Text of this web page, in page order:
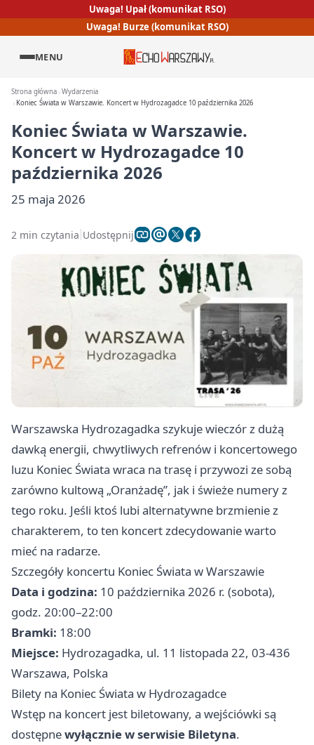
Uwaga! Upał (komunikat RSO)
Uwaga! Burze (komunikat RSO)
MENU
Strona główna Wydarzenia
Koniec Świata w Warszawie. Koncert w Hydrozagadce 10 października 2026
Koniec Świata w Warszawie.
Koncert w Hydrozagadce 10
października 2026
25 maja 2026
2 min czytania Udostępnij
Warszawska Hydrozagadka szykuje wieczór z dużą
dawką energii, chwytliwych refrenów i koncertowego
luzu Koniec Świata wraca na trasę i przywozi ze sobą
zarówno kultową „Oranżadę”, jak i świeże numery z
tego roku. Jeśli ktoś lubi alternatywne brzmienie z
charakterem, to ten koncert zdecydowanie warto
mieć na radarze.
Szczegóły koncertu Koniec Świata w Warszawie
Data i godzina: 10 października 2026 r. (sobota),
godz. 20:00–22:00
Bramki: 18:00
Miejsce: Hydrozagadka, ul. 11 listopada 22, 03-436
Warszawa, Polska
Bilety na Koniec Świata w Hydrozagadce
Wstęp na koncert jest biletowany, a wejściówki są
dostępnewyłącznie w serwisie Biletyna.